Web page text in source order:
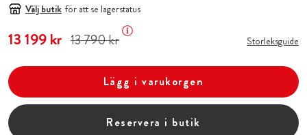
Välj butik för att se lagerstatus
Nuvarande pris: 13 199 krTidigare pris
13 199 kr 13 790 kr Storleksguide
Lägg i varukorgen
Reservera i butik